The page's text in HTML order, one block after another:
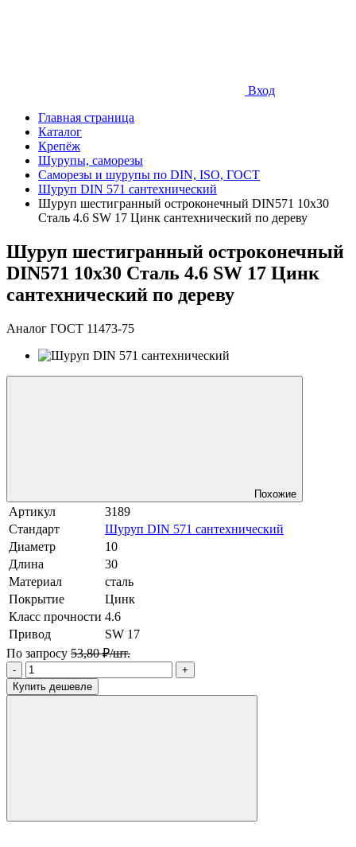
Вход
Главная страница
Каталог
Крепёж
Шурупы, саморезы
Саморезы и шурупы по DIN, ISO, ГОСТ
Шуруп DIN 571 сантехнический
Шуруп шестигранный остроконечный DIN571 10х30
Сталь 4.6 SW 17 Цинк сантехнический по дереву
Шуруп шестигранный остроконечный
DIN571 10х30 Сталь 4.6 SW 17 Цинк
сантехнический по дереву
Аналог ГОСТ 11473-75
Похожие
Артикул
3189
Стандарт
Шуруп DIN 571 сантехнический
Диаметр
10
Длина
30
Материал
сталь
Покрытие
Цинк
Класс прочности 4.6
Привод
SW 17
По запросу 53,80 ₽/шт.
-
+
Купить дешевле